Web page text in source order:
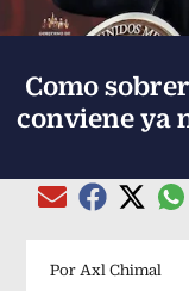
Como
conviene ya
Compartir el
Compartir el
Por Axl Chimal